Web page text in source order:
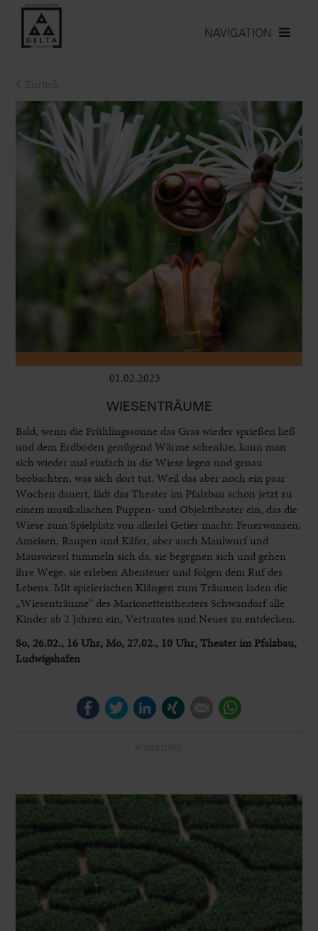
NAVIGATION
01.02.2023
WIESENTRÄUME
Bald, wenn die Frühlingssonne das Gras wieder sprießen ließ
und dem Erdboden genügend Wärme schenkte, kann man
sich wieder mal einfach in die Wiese legen und genau
beobachten, was sich dort tut. Weil das aber noch ein paar
Wochen dauert, lädt das Theater im Pfalzbau schon jetzt zu
einem musikalischen Puppen- und Objekttheater ein, das die
Wiese zum Spielplatz von allerlei Getier macht: Feuerwanzen,
Ameisen, Raupen und Käfer, aber auch Maulwurf und
Mauswiesel tummeln sich da, sie begegnen sich und gehen
ihre Wege, sie erleben Abenteuer und folgen dem Ruf des
Lebens. Mit spielerischen Klängen zum Träumen laden die
„Wiesenträume“ des Marionettentheaters Schwandorf alle
Kinder ab 2 Jahren ein, Vertrautes und Neues zu entdecken.
So, 26.02., 16 Uhr, Mo, 27.02., 10 Uhr, Theater im Pfalzbau,
Ludwigshafen
FacebookTwitterLinkedIn E-mail